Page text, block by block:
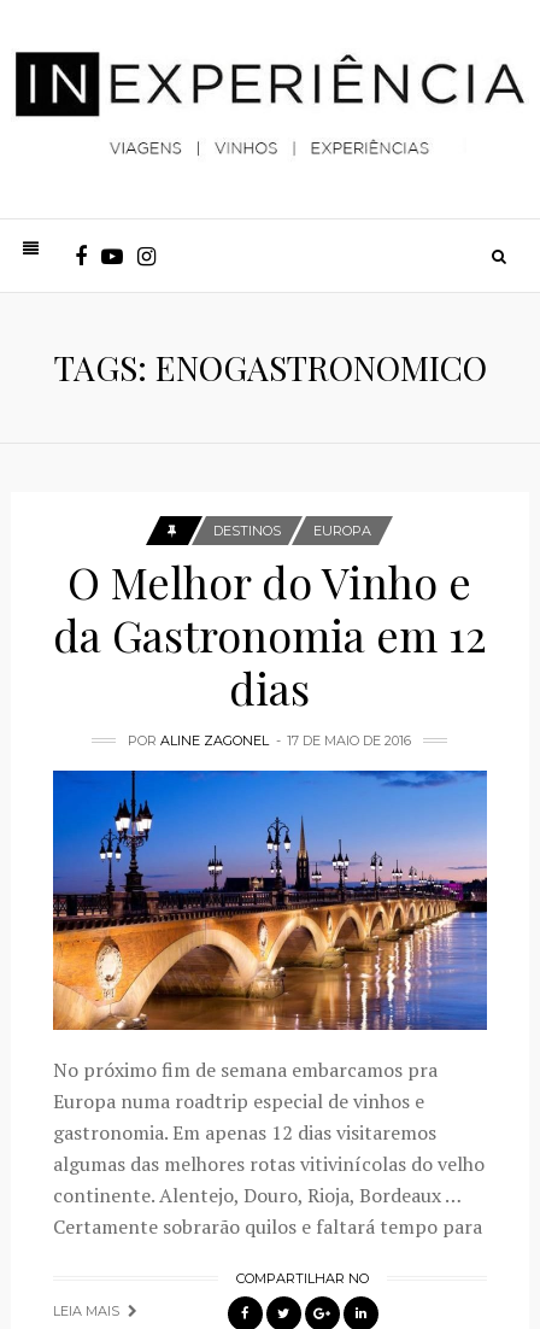
TAGS: ENOGASTRONOMICO
DESTINOS EUROPA
O Melhor do Vinho e
da Gastronomia em 12
dias
PORALINE ZAGONEL 17 DE MAIO DE 2016
No próximo fim de semana embarcamos pra
Europa numa roadtrip especial de vinhos e
gastronomia. Em apenas 12 dias visitaremos
algumas das melhores rotas vitivinícolas do velho
continente. Alentejo, Douro, Rioja, Bordeaux …
Certamente sobrarão quilos e faltará tempo para
LEIA MAIS
COMPARTILHAR NO